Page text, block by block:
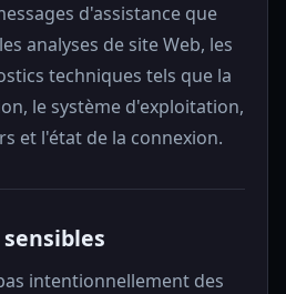
d'assistance que
analyses de site Web, les
techniques tels que la
le système d'exploitation,
et l'état de la connexion.
intentionnellement des